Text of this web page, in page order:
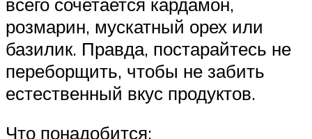
розмарин, мускатный орех или
базилик. Правда, постарайтесь не
переборщить, чтобы не забить
естественный вкус продуктов.
Что понадобится: